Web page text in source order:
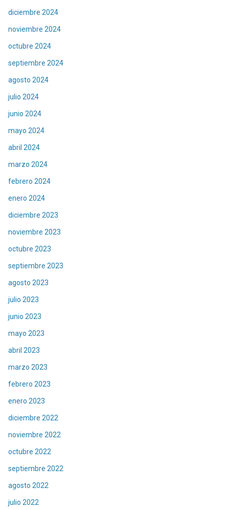
diciembre 2024
noviembre 2024
octubre 2024
septiembre 2024
agosto 2024
julio 2024
junio 2024
mayo 2024
abril 2024
marzo 2024
febrero 2024
enero 2024
diciembre 2023
noviembre 2023
octubre 2023
septiembre 2023
agosto 2023
julio 2023
junio 2023
mayo 2023
abril 2023
marzo 2023
febrero 2023
enero 2023
diciembre 2022
noviembre 2022
octubre 2022
septiembre 2022
agosto 2022
julio 2022